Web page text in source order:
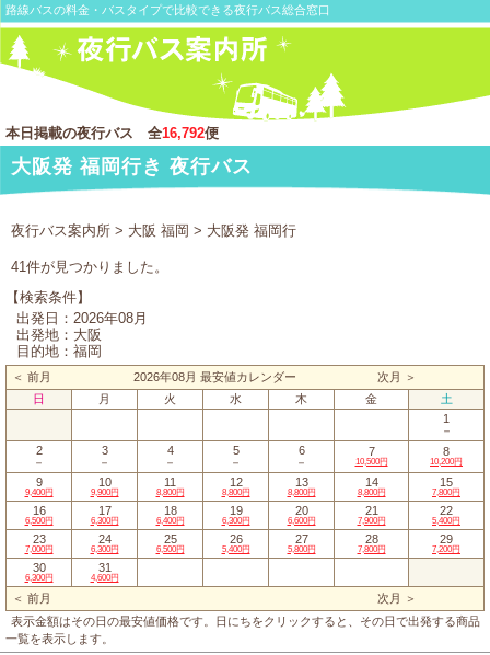
路線バスの料金・バスタイプで比較できる夜行バス総合窓口
本日掲載の夜行バス 全16,792便
大阪発 福岡行き 夜行バス
夜行バス案内所 > 大阪 福岡 > 大阪発 福岡行
41件が見つかりました。
【検索条件】
出発日：2026年08月
出発地：大阪
目的地：福岡
＜ 前月 2026年08月 最安値カレンダー
次月 ＞
日
月 火 水 木 金
土
1
－
2
－
3
－
4
－
5
－
6
－
7
10,500円
8
10,200円
9
9,400円
10
9,900円
11
8,800円
12
8,800円
13
8,800円
14
8,800円
15
7,800円
16
6,500円
17
6,300円
18
6,400円
19
6,300円
20
6,600円
21
7,900円
22
5,400円
23
7,000円
24
6,300円
25
6,500円
26
5,400円
27
5,800円
28
7,800円
29
7,200円
30
6,300円
31
4,600円
＜ 前月
次月 ＞
表示金額はその日の最安値価格です。日にちをクリックすると、その日で出発する商品
一覧を表示します。